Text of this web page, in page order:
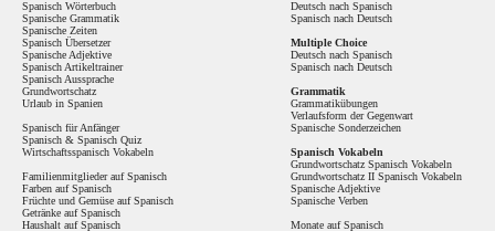
Spanisch Wörterbuch
Spanische Grammatik
Spanische Zeiten
Spanisch Übersetzer
Spanische Adjektive
Spanisch Artikeltrainer
Spanisch Aussprache
Grundwortschatz
Urlaub in Spanien
Spanisch für Anfänger
Spanisch & Spanisch Quiz
Wirtschaftsspanisch Vokabeln
Familienmitglieder auf Spanisch
Farben auf Spanisch
Früchte und Gemüse auf Spanisch
Getränke auf Spanisch
Haushalt auf Spanisch
Deutsch nach Spanisch
Spanisch nach Deutsch
Multiple Choice
Deutsch nach Spanisch
Spanisch nach Deutsch
Grammatik
Grammatikübungen
Verlaufsform der Gegenwart
Spanische Sonderzeichen
Spanisch Vokabeln
Grundwortschatz Spanisch Vokabeln
Grundwortschatz II Spanisch Vokabeln
Spanische Adjektive
Spanische Verben
Monate auf Spanisch